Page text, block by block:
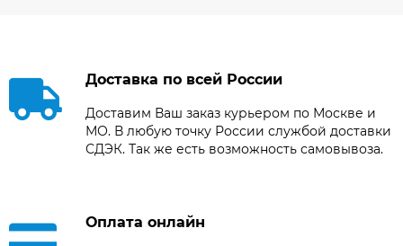
Доставка по всей России
Доставим Ваш заказ курьером по Москве и
МО. В любую точку России службой доставки
СДЭК. Так же есть возможность самовывоза.
Оплата онлайн